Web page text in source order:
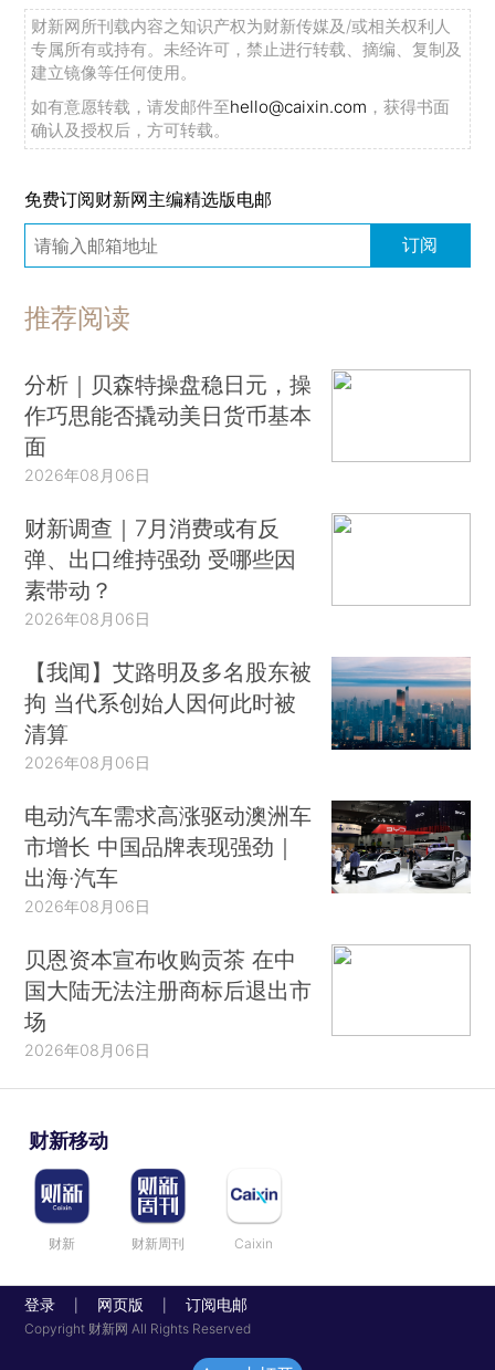
财新网所刊载内容之知识产权为财新传媒及/或相关权利人
专属所有或持有。未经许可，禁止进行转载、摘编、复制及
建立镜像等任何使用。
如有意愿转载，请发邮件至hello@caixin.com ，获得书面
确认及授权后，方可转载。
免费订阅财新网主编精选版电邮
订阅
推荐阅读
分析｜贝森特操盘稳日元，操
作巧思能否撬动美日货币基本
面
2026年08月06日
财新调查｜7月消费或有反
弹、出口维持强劲 受哪些因
素带动？
2026年08月06日
【我闻】艾路明及多名股东被
拘 当代系创始人因何此时被
清算
2026年08月06日
电动汽车需求高涨驱动澳洲车
市增长 中国品牌表现强劲｜
出海·汽车
2026年08月06日
贝恩资本宣布收购贡茶 在中
国大陆无法注册商标后退出市
场
2026年08月06日
财新移动
财新 财新周刊 Caixin
登录 网页版 订阅电邮
Copyright 财新网 All Rights Reserved